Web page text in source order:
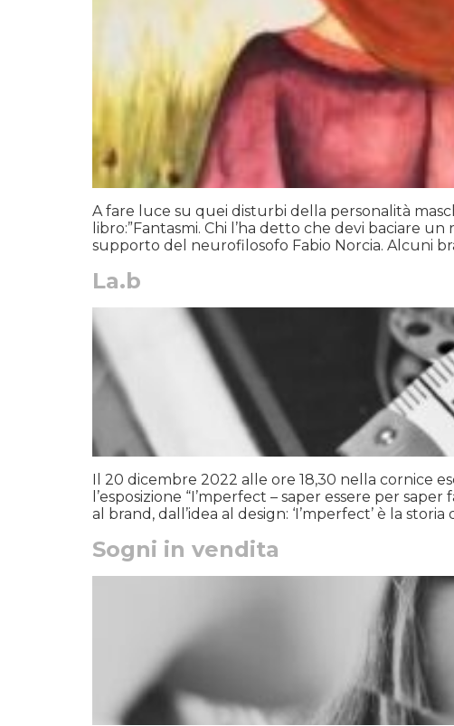
A fare luce su quei disturbi della personalità
libro:”Fantasmi. Chi l’ha detto che devi baciare
supporto del neurofilosofo Fabio Norcia. Alcuni
La.b
Il 20 dicembre 2022 alle ore 18,30 nella cornice
l’esposizione “I’mperfect – saper essere per
al brand, dall’idea al design: ‘I’mperfect’ è la storia
Sogni in vendita